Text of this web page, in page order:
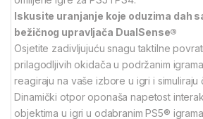
Iskusite uranjanje koje oduzima dah
bežičnog upravljača DualSense®
Osjetite zadivljujuću snagu taktilne
prilagodljivih okidača u podržanim
reagiraju na vaše izbore u igri i
Dinamički otpor oponaša napetost
objektima u igri u odabranim PS5®